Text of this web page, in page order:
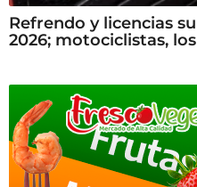
Refrendo y licencias
2026; motociclistas,